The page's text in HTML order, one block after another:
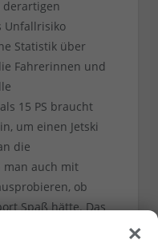
derartigen
Unfallrisiko
Statistik über
Fahrerinnen und
15 PS braucht
um einen Jetski
die
man auch mit
ob
Spaß hätte. Das
×